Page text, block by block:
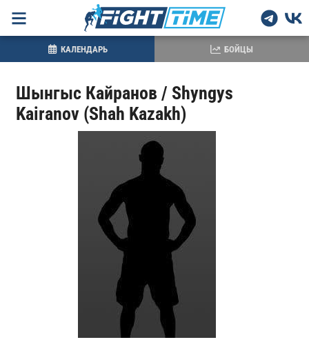
Шынгыс Кайранов / Shyngys
Kairanov (Shah Kazakh)
КАЛЕНДАРЬ БОЙЦЫ